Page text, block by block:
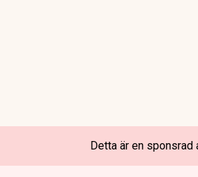
Detta är en sponsrad